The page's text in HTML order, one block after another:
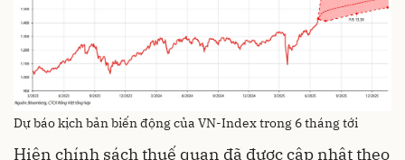
Dự báo kịch bản biến động của VN-Index trong 6 tháng tới
Hiện chính sách thuế quan đã được cập nhật theo